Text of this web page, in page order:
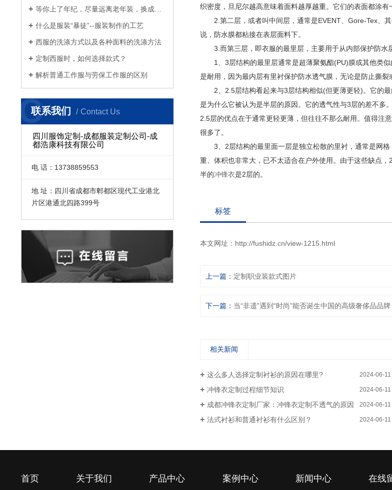
等你上了年纪，尽量远离老年装，换成白衬衫、浅西服和奶奶风衣吧
什么是服装“暴徒”--服装制作的工艺
西服的洗涤方式以及各种面料的洗涤方法
定制西服时，如何选择款式？
解析普通工作服与劳保工作服的区别
联系我们 Contact Us
C
四川服饰定制-成都服装定制公司-成
都浩康科技有限公司
电 话：13738859553
地 址：四川省成都市郫都区现代工业港北
片区港通北四路399号
织密度，旦尼尔越高意味着面料越厚越重。它们的表面都涂
2.第二层，或者叫中间层，通常是EVENT、Gore-Tex、其
说，防水膜都粘接在表层面料下。
3.而第三层，即衣服的最里层，主要用于从内部保护防水层
1、3层结构的最里层通常是超薄聚氨酯(PU)膜或其他类似
是耐用，因为最内层有里衬保护防水透气膜，无论是防止撕
2、2.5层结构看起来与3层结构相似(但更薄更轻)。它的最
是为什么它被认为是半层的原因。它的透气性与3层的差不多
2.5层的优点在于通常更轻更薄，但往往不那么耐用。值得注
很多了。
3、2层结构的最里面一层是独立松散的里衬，通常是网格
重、体积也非常大，已不太适合在户外使用。由于这些缺点
半的冲锋衣是2层的。
标签
本文网址： http://fushidz.cn/view-1215.html
上一篇： 定制职业装款式图片
下一篇： 当“非遗”遇到“时尚”能否诞生中国的高级奢侈品品牌
相关新闻
这么多人选择定制衬衫的原因在哪里? 2024-06-
冲锋衣定制过程细节知识 2024-06-
成都冲锋衣定制厂家：冲锋衣定制不透气的原因 2024-06-
法式衬衫和普通衬衫有什么区别？ 2024-06-
首页 关于我们 产品中心 案例中心 新闻中心 在线